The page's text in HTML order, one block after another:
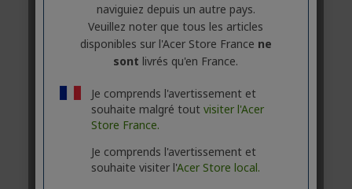
naviguiez depuis un autre pays.
Veuillez noter que tous les articles
disponibles sur l'Acer Store France ne
sont livrés qu'en France.
Je comprends l'avertissement et
souhaite malgré tout visiter l'Acer
Store France.
Je comprends l'avertissement et
souhaite visiter l'Acer Store local.